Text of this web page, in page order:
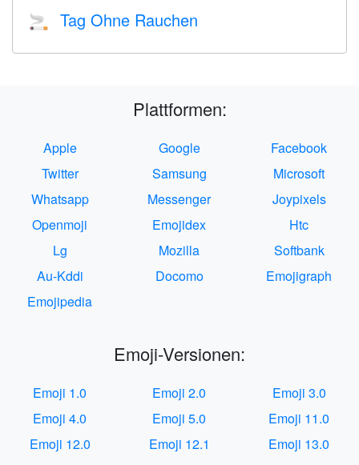
🚬 Tag Ohne Rauchen
Plattformen:
Apple Google
Facebook
Twitter
Samsung
Microsoft
Whatsapp
Messenger
Joypixels
Openmoji
Emojidex
Htc
Lg
Mozilla
Softbank
Au-Kddi
Docomo
Emojigraph
Emojipedia
Emoji-Versionen:
Emoji 1.0 Emoji 2.0
Emoji 3.0
Emoji 4.0
Emoji 5.0
Emoji 11.0
Emoji 12.0
Emoji 12.1
Emoji 13.0